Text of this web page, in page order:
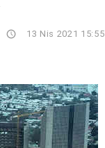
13 Nis 2021 15:55